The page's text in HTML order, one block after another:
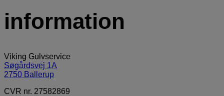
information
Viking Gulvservice
Søgårdsvej 1A
2750 Ballerup​
CVR nr. 27582869